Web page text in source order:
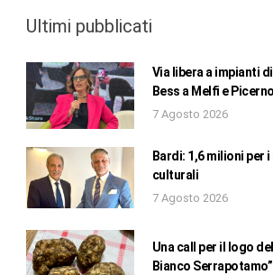
Ultimi pubblicati
Via libera a impianti
Bess a Melfi e Picerno
7 Agosto 2026
Bardi: 1,6 milioni per
culturali
7 Agosto 2026
Una call per il logo
Bianco Serrapotamo”